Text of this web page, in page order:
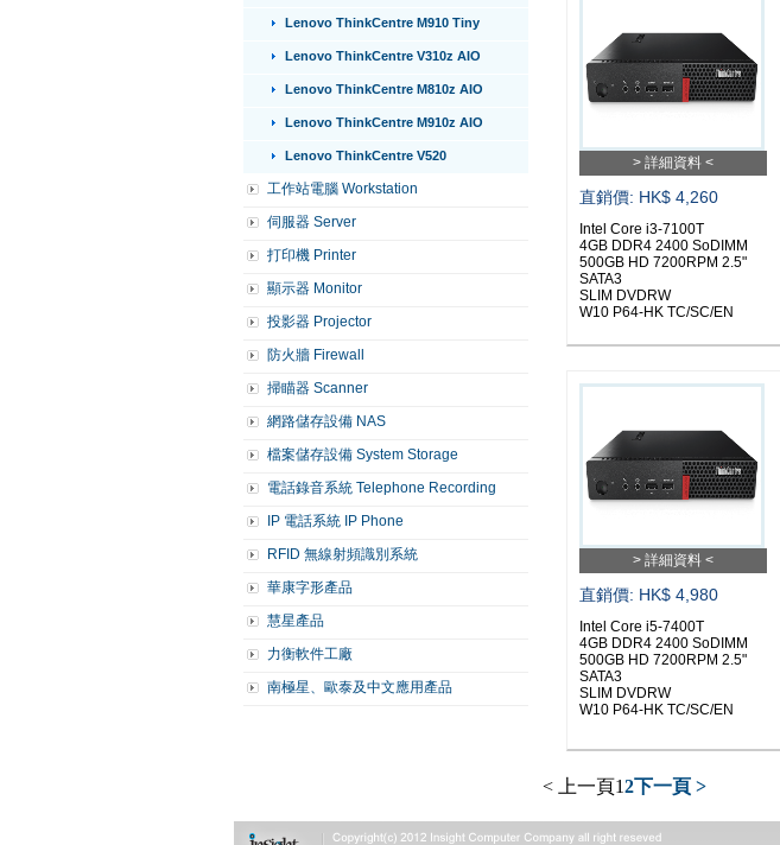
Lenovo ThinkCentre M910 Tiny
Lenovo ThinkCentre V310z AIO
Lenovo ThinkCentre M810z AIO
Lenovo ThinkCentre M910z AIO
Lenovo ThinkCentre V520
工作站電腦 Workstation
伺服器 Server
打印機 Printer
顯示器 Monitor
投影器 Projector
防火牆 Firewall
掃瞄器 Scanner
網路儲存設備 NAS
檔案儲存設備 System Storage
電話錄音系統 Telephone Recording
IP 電話系統 IP Phone
RFID 無線射頻識別系統
華康字形產品
慧星產品
力衡軟件工廠
南極星、歐泰及中文應用產品
> 詳細資料 <
直銷價: HK$ 4,260
Intel Core i3-7100T
4GB DDR4 2400 SoDIMM
500GB HD 7200RPM 2.5"
SATA3
SLIM DVDRW
W10 P64-HK TC/SC/EN
> 詳細資料 <
直銷價: HK$ 4,980
Intel Core i5-7400T
4GB DDR4 2400 SoDIMM
500GB HD 7200RPM 2.5"
SATA3
SLIM DVDRW
W10 P64-HK TC/SC/EN
< 上一頁12下一頁 >